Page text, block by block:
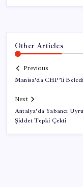
Other Articles
Previous
Manisa’da CHP’li
Next
Antalya’da Yabancı
Şiddet Tepki Çekti